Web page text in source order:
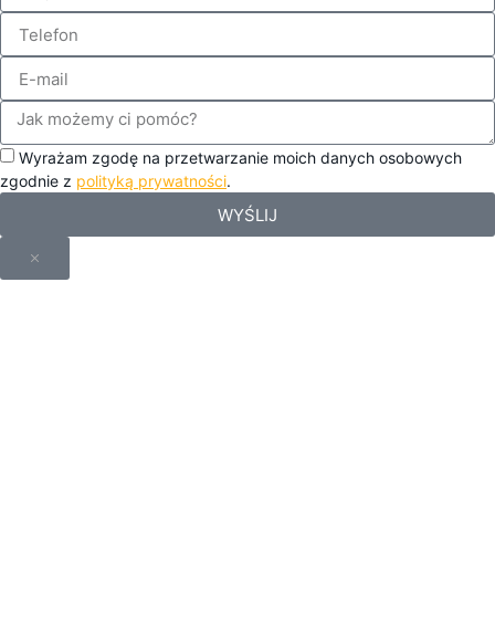
Wyrażam zgodę na przetwarzanie moich danych osobowych
zgodnie z polityką prywatności.
WYŚLIJ